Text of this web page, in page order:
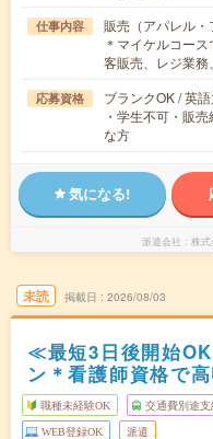
仕事内容
販売（アパレル・
＊マイケルコー
客販売、レジ業
応募資格
ブランクOK / 英
・学生不可・販
な方
気になる!
派遣会社 株式
未読 掲載日 2026/08/03
≪最短3日後開始
ン＊看護師資格で
職種未経験OK 交通費別途支
WEB登録OK 派遣